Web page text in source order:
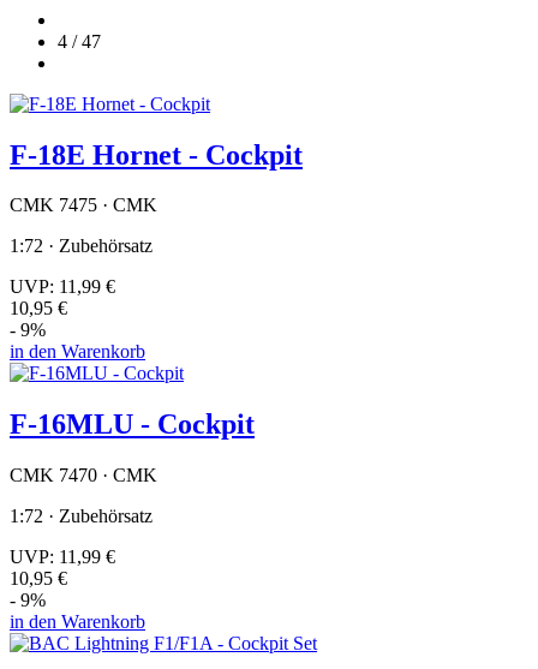
4 / 47
F-18E Hornet - Cockpit
CMK 7475 · CMK
1:72 · Zubehörsatz
UVP: 11,99 €
10,95 €
- 9%
in den Warenkorb
F-16MLU - Cockpit
CMK 7470 · CMK
1:72 · Zubehörsatz
UVP: 11,99 €
10,95 €
- 9%
in den Warenkorb